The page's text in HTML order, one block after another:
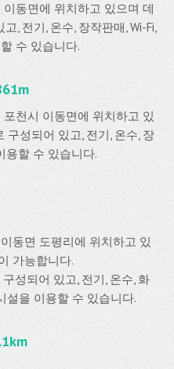
동면에 위치하고 있으며 데
, 전기, 온수, 장작판매, Wi-Fi,
수 있습니다.
천시 이동면에 위치하고 있
성되어 있고, 전기, 온수, 장
용할 수 있습니다.
동면 도평리에 위치하고 있
가능합니다.
성되어 있고, 전기, 온수, 화
설을 이용할 수 있습니다.